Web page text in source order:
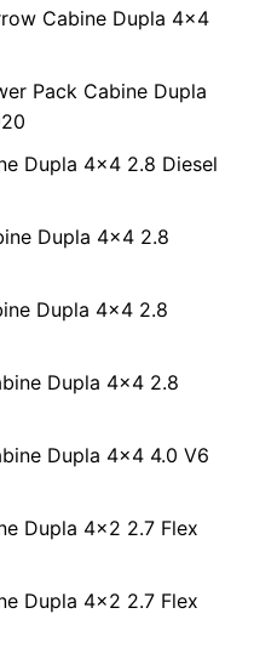
Cabine Dupla 4×4
Pack Cabine Dupla
Dupla 4×4 2.8 Diesel
Dupla 4×4 2.8
Dupla 4×4 2.8
Dupla 4×4 2.8
Dupla 4×4 4.0 V6
Dupla 4×2 2.7 Flex
Dupla 4×2 2.7 Flex